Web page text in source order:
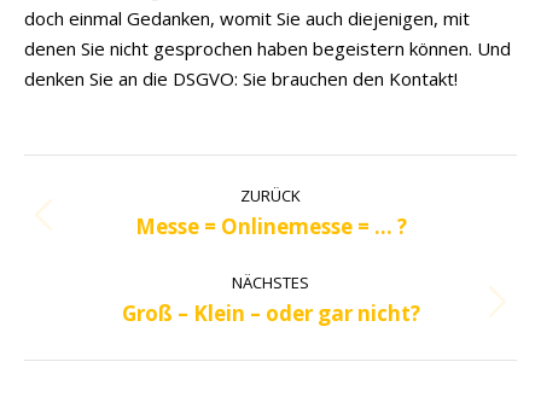
doch einmal Gedanken, womit Sie auch diejenigen, mit
denen Sie nicht gesprochen haben begeistern können. Und
denken Sie an die DSGVO: Sie brauchen den Kontakt!
Kommentarnavigation
ZURÜCK
Vorheriger
Messe = Onlinemesse = … ?
NÄCHSTES
Nächster
Groß – Klein – oder gar nicht?